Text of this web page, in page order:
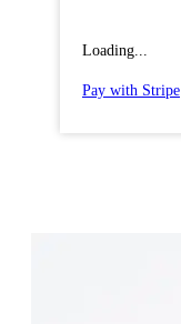
Loading...
Pay with Stripe